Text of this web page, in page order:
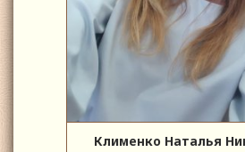
Клименко Наталья